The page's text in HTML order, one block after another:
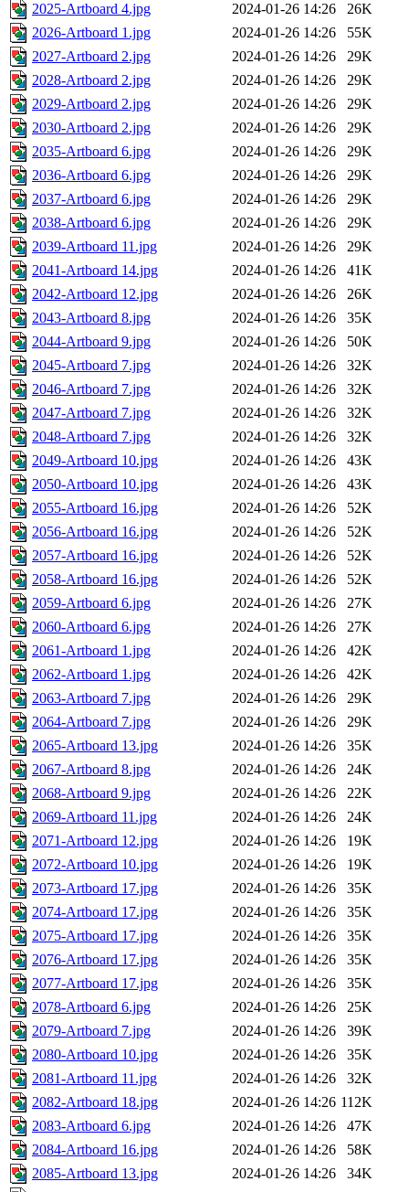
2025-Artboard 4.jpg
2024-01-26 14:26
26K
2026-Artboard 1.jpg
2024-01-26 14:26
55K
2027-Artboard 2.jpg
2024-01-26 14:26
29K
2028-Artboard 2.jpg
2024-01-26 14:26
29K
2029-Artboard 2.jpg
2024-01-26 14:26
29K
2030-Artboard 2.jpg
2024-01-26 14:26
29K
2035-Artboard 6.jpg
2024-01-26 14:26
29K
2036-Artboard 6.jpg
2024-01-26 14:26
29K
2037-Artboard 6.jpg
2024-01-26 14:26
29K
2038-Artboard 6.jpg
2024-01-26 14:26
29K
2039-Artboard 11.jpg
2024-01-26 14:26
29K
2041-Artboard 14.jpg
2024-01-26 14:26
41K
2042-Artboard 12.jpg
2024-01-26 14:26
26K
2043-Artboard 8.jpg
2024-01-26 14:26
35K
2044-Artboard 9.jpg
2024-01-26 14:26
50K
2045-Artboard 7.jpg
2024-01-26 14:26
32K
2046-Artboard 7.jpg
2024-01-26 14:26
32K
2047-Artboard 7.jpg
2024-01-26 14:26
32K
2048-Artboard 7.jpg
2024-01-26 14:26
32K
2049-Artboard 10.jpg
2024-01-26 14:26
43K
2050-Artboard 10.jpg
2024-01-26 14:26
43K
2055-Artboard 16.jpg
2024-01-26 14:26
52K
2056-Artboard 16.jpg
2024-01-26 14:26
52K
2057-Artboard 16.jpg
2024-01-26 14:26
52K
2058-Artboard 16.jpg
2024-01-26 14:26
52K
2059-Artboard 6.jpg
2024-01-26 14:26
27K
2060-Artboard 6.jpg
2024-01-26 14:26
27K
2061-Artboard 1.jpg
2024-01-26 14:26
42K
2062-Artboard 1.jpg
2024-01-26 14:26
42K
2063-Artboard 7.jpg
2024-01-26 14:26
29K
2064-Artboard 7.jpg
2024-01-26 14:26
29K
2065-Artboard 13.jpg
2024-01-26 14:26
35K
2067-Artboard 8.jpg
2024-01-26 14:26
24K
2068-Artboard 9.jpg
2024-01-26 14:26
22K
2069-Artboard 11.jpg
2024-01-26 14:26
24K
2071-Artboard 12.jpg
2024-01-26 14:26
19K
2072-Artboard 10.jpg
2024-01-26 14:26
19K
2073-Artboard 17.jpg
2024-01-26 14:26
35K
2074-Artboard 17.jpg
2024-01-26 14:26
35K
2075-Artboard 17.jpg
2024-01-26 14:26
35K
2076-Artboard 17.jpg
2024-01-26 14:26
35K
2077-Artboard 17.jpg
2024-01-26 14:26
35K
2078-Artboard 6.jpg
2024-01-26 14:26
25K
2079-Artboard 7.jpg
2024-01-26 14:26
39K
2080-Artboard 10.jpg
2024-01-26 14:26
35K
2081-Artboard 11.jpg
2024-01-26 14:26
32K
2082-Artboard 18.jpg
2024-01-26 14:26 112K
2083-Artboard 6.jpg
2024-01-26 14:26
47K
2084-Artboard 16.jpg
2024-01-26 14:26
58K
2085-Artboard 13.jpg
2024-01-26 14:26
34K